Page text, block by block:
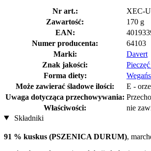
Nr art.:
XEC-
Zawartość:
170 g
EAN:
Numer producenta:
64103
Marki:
Davert
Znak jakości:
Forma diety:
Może zawierać śladowe ilości:
E -
Uwaga dotycząca przechowywania:
Właściwości:
nie
Składniki
91 % kuskus (PSZENICA DURUM),